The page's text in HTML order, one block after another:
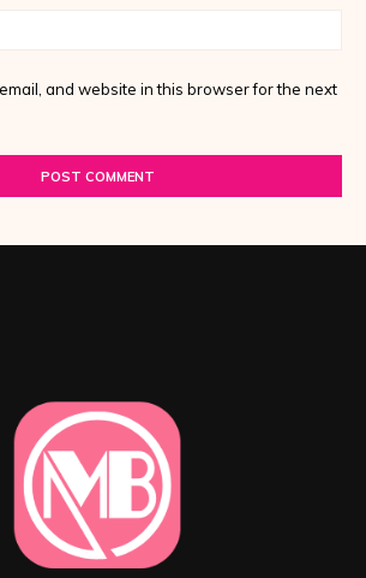
and website in this browser for the next